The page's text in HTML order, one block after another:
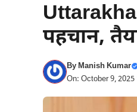
पहचान,
ByManish Kumar
On: October 9, 2025